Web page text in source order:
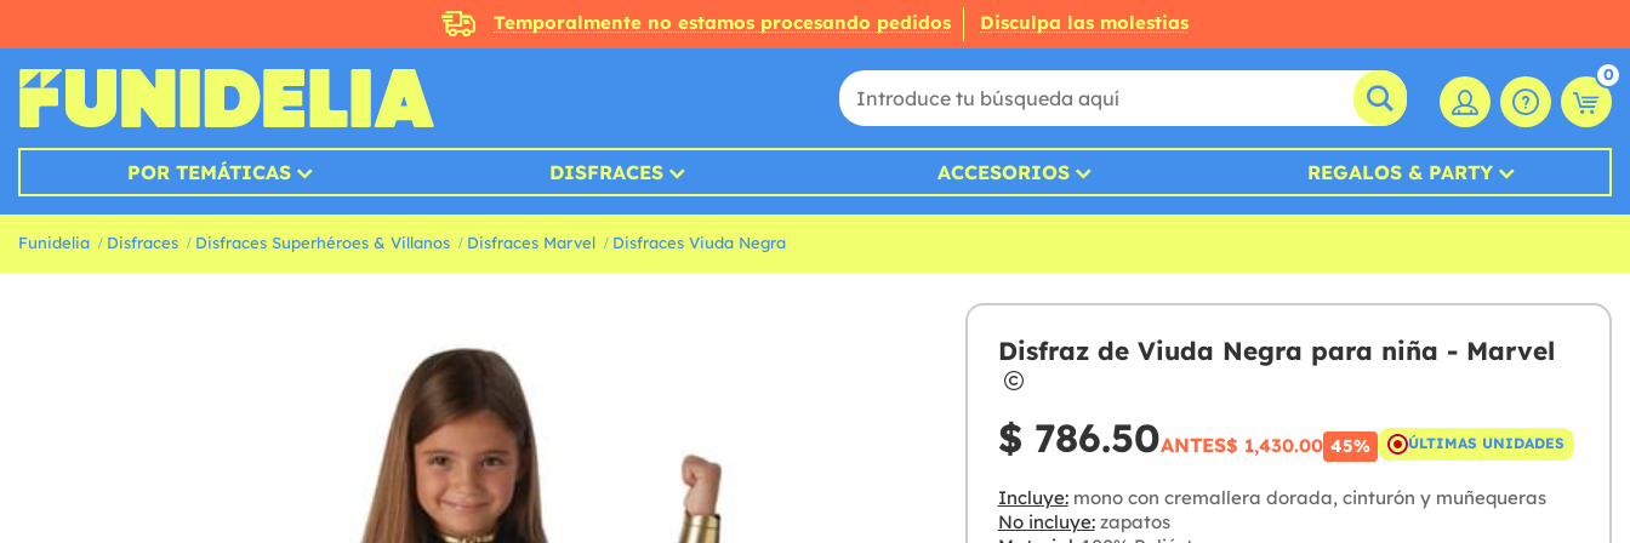
Temporalmente no estamos procesando pedidos Disculpa las molestias
0
POR TEMÁTICAS DISFRACES ACCESORIOS REGALOS & PARTY
Funidelia Disfraces Disfraces Superhéroes & Villanos Disfraces Marvel Disfraces Viuda Negra
Disfraz de Viuda Negra para niña - Marvel
$ 786.50ANTES$ 1,430.00 45% ÚLTIMAS UNIDADES
Incluye:mono con cremallera dorada, cinturón y muñequeras
No incluye:zapatos